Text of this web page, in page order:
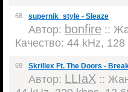
68 supernik_style - Sleaze
Автор: bonfire ::
Качество: 44 kHz,
69 Skrillex Ft. The Doors -
Автор: LLIaX ::